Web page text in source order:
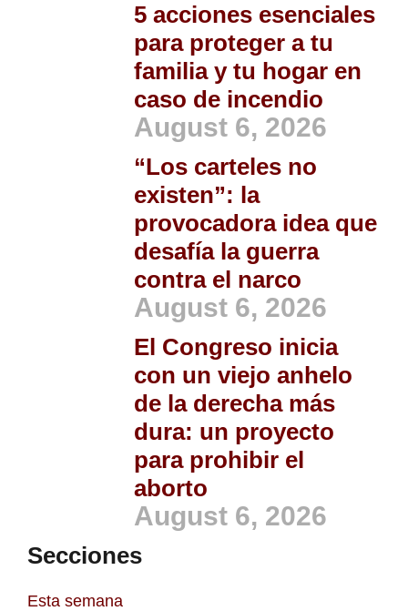
5 acciones esenciales
para proteger a tu
familia y tu hogar en
caso de incendio
August 6, 2026
“Los carteles no
existen”: la
provocadora idea que
desafía la guerra
contra el narco
August 6, 2026
El Congreso inicia
con un viejo anhelo
de la derecha más
dura: un proyecto
para prohibir el
aborto
August 6, 2026
Secciones
Esta semana